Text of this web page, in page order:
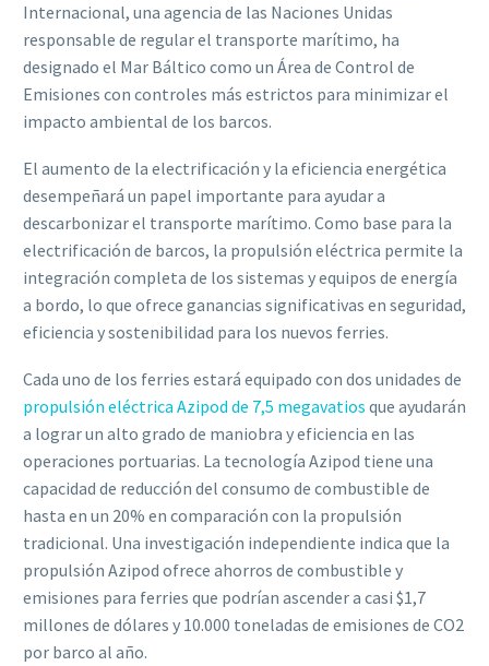
Internacional, una agencia de las Naciones Unidas
responsable de regular el transporte marítimo, ha
designado el Mar Báltico como un Área de Control de
Emisiones con controles más estrictos para minimizar el
impacto ambiental de los barcos.
El aumento de la electrificación y la eficiencia energética
desempeñará un papel importante para ayudar a
descarbonizar el transporte marítimo. Como base para la
electrificación de barcos, la propulsión eléctrica permite la
integración completa de los sistemas y equipos de energía
a bordo, lo que ofrece ganancias significativas en seguridad,
eficiencia y sostenibilidad para los nuevos ferries.
Cada uno de los ferries estará equipado con dos unidades de
propulsión eléctrica Azipod de 7,5 megavatios que ayudarán
a lograr un alto grado de maniobra y eficiencia en las
operaciones portuarias. La tecnología Azipod tiene una
capacidad de reducción del consumo de combustible de
hasta en un 20% en comparación con la propulsión
tradicional. Una investigación independiente indica que la
propulsión Azipod ofrece ahorros de combustible y
emisiones para ferries que podrían ascender a casi $1,7
millones de dólares y 10.000 toneladas de emisiones de CO2
por barco al año.